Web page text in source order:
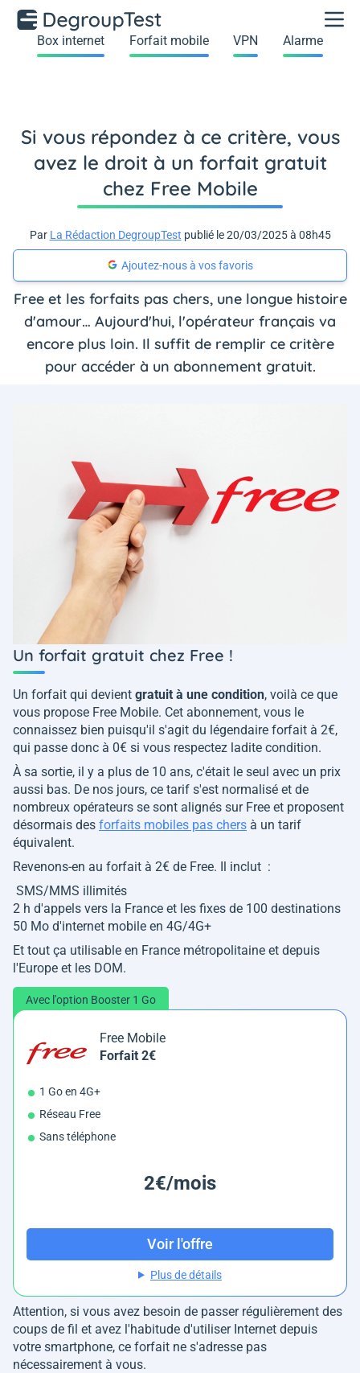
Box internet Forfait mobile VPN Alarme
Si vous répondez à ce critère, vous
avez le droit à un forfait gratuit
chez Free Mobile
Par La Rédaction DegroupTest publié le 20/03/2025 à 08h45
Ajoutez-nous à vos favoris
Free et les forfaits pas chers, une longue histoire
d'amour… Aujourd'hui, l'opérateur français va
encore plus loin. Il suffit de remplir ce critère
pour accéder à un abonnement gratuit.
Un forfait gratuit chez Free !
Un forfait qui devient gratuit à une condition, voilà ce que
vous propose Free Mobile. Cet abonnement, vous le
connaissez bien puisqu'il s'agit du légendaire forfait à 2€,
qui passe donc à 0€ si vous respectez ladite condition.
À sa sortie, il y a plus de 10 ans, c'était le seul avec un prix
aussi bas. De nos jours, ce tarif s'est normalisé et de
nombreux opérateurs se sont alignés sur Free et proposent
désormais des forfaits mobiles pas chers à un tarif
équivalent.
Revenons-en au forfait à 2€ de Free. Il inclut :
SMS/MMS illimités
2 h d'appels vers la France et les fixes de 100 destinations
50 Mo d'internet mobile en 4G/4G+
Et tout ça utilisable en France métropolitaine et depuis
l'Europe et les DOM.
Avec l'option Booster 1 Go
Free Mobile
Forfait 2€
1 Go en 4G+
Réseau Free
Sans téléphone
2€/mois
Voir l'offre
Plus de détails
Attention, si vous avez besoin de passer régulièrement des
coups de fil et avez l'habitude d'utiliser Internet depuis
votre smartphone, ce forfait ne s'adresse pas
nécessairement à vous.